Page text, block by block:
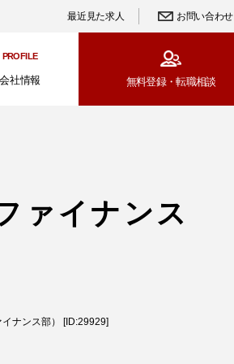
最近見た求人 お問い合わせ
PROFILE
会社情報 無料登録・転職相談
ァイナンス
ナンス部） [ID:29929]